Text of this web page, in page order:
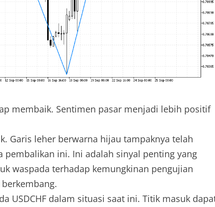
membaik. Sentimen pasar menjadi lebih positif
Garis leher berwarna hijau tampaknya telah
ini. Ini adalah sinyal penting yang
waspada terhadap kemungkinan pengujian
USDCHF dalam situasi saat ini. Titik masuk